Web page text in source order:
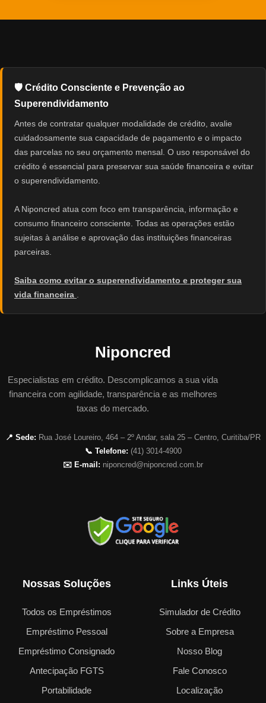
🛡️ Crédito Consciente e Prevenção ao
Superendividamento
Antes de contratar qualquer modalidade de crédito, avalie
cuidadosamente sua capacidade de pagamento e o impacto
das parcelas no seu orçamento mensal. O uso responsável do
crédito é essencial para preservar sua saúde financeira e evitar
o superendividamento.
A Niponcred atua com foco em transparência, informação e
consumo financeiro consciente. Todas as operações estão
sujeitas à análise e aprovação das instituições financeiras
parceiras.
Saiba como evitar o superendividamento e proteger sua
vida financeira .
Niponcred
Especialistas em crédito. Descomplicamos a sua vida
financeira com agilidade, transparência e as melhores
taxas do mercado.
📍 Sede: Rua José Loureiro, 464 – 2º Andar, sala 25 – Centro, Curitiba/PR
📞 Telefone: (41) 3014-4900
✉️ E-mail: niponcred@niponcred.com.br
Nossas Soluções
Todos os Empréstimos
Empréstimo Pessoal
Empréstimo Consignado
Antecipação FGTS
Portabilidade
Links Úteis
Simulador de Crédito
Sobre a Empresa
Nosso Blog
Fale Conosco
Localização